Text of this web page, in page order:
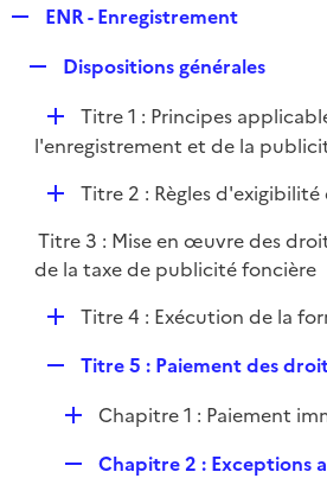
p
e
ENR - Enregistrement
p
l
i
e
r
Dispositions générales
D
é
e
r
Titre 1 : Principes
l'enregistrement et de la
D
p
l
Titre 2 : Règles
Titre 3 : Mise en œuvre des
de la taxe de publicité foncière
D
l
i
e
Titre 4 : Exécution de la
p
Titre 5 : Paiement des
D
p
Chapitre 1 : Paiement
Chapitre 2 : Exceptions